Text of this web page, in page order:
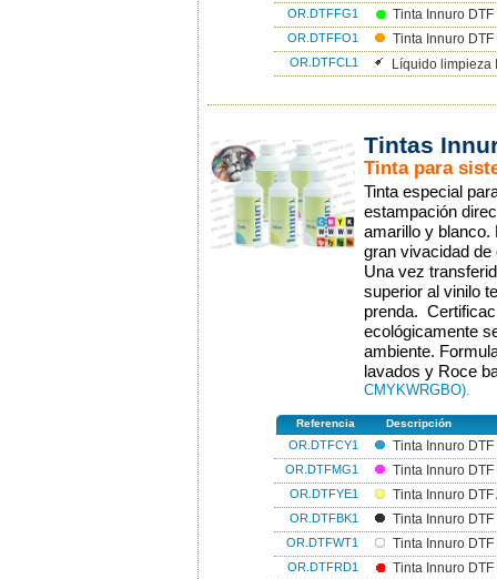
OR.DTFFG1 Tinta Innuro
OR.DTFFO1 Tinta Innuro
OR.DTFCL1 Líquido limpieza
Tintas
Tinta para
Tinta especial
estampación
amarillo y blanco.
gran vivacidad
Una vez
superior al vinilo
prenda.
ecológicamente
ambiente.
lavados y Roce
CMYKWRGBO).
Referencia Descripción
OR.DTFCY1 Tinta Innuro
OR.DTFMG1 Tinta Innuro
OR.DTFYE1 Tinta Innuro
OR.DTFBK1 Tinta Innuro
OR.DTFWT1 Tinta Innuro
OR.DTFRD1 Tinta Innuro